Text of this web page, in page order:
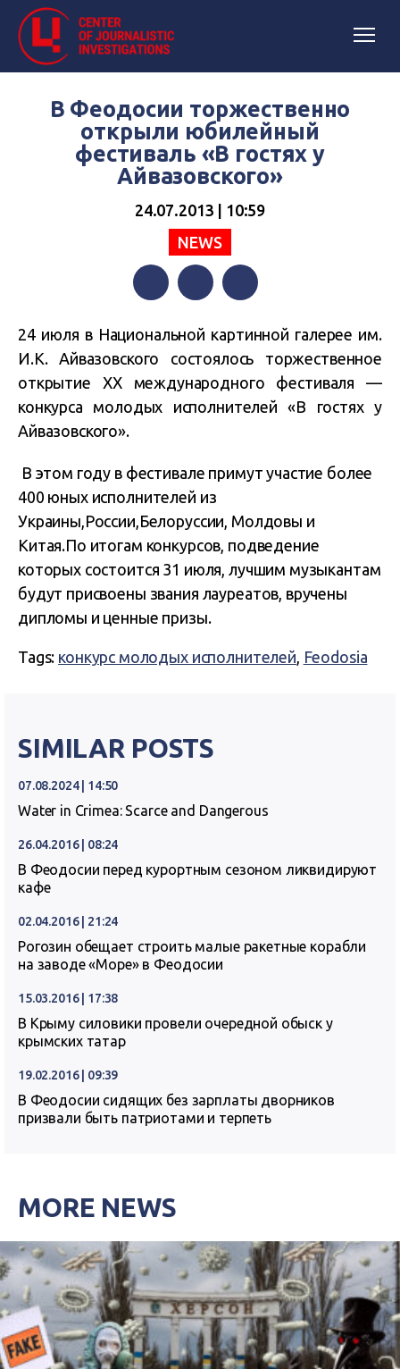
В Феодосии торжественно
открыли юбилейный
фестиваль «В гостях у
Айвазовского»
24.07.2013 | 10:59
NEWS
24 июля в Национальной картинной галерее им.
И.К. Айвазовского состоялось торжественное
открытие ХХ международного фестиваля —
конкурса молодых исполнителей «В гостях у
Айвазовского».
В этом году в фестивале примут участие более
400 юных исполнителей из
Украины,России,Белоруссии, Молдовы и
Китая.По итогам конкурсов, подведение
которых состоится 31 июля, лучшим музыкантам
будут присвоены звания лауреатов, вручены
дипломы и ценные призы.
Tags: конкурс молодых исполнителей, Feodosia
SIMILAR POSTS
07.08.2024 | 14:50
Water in Crimea: Scarce and Dangerous
26.04.2016 | 08:24
В Феодосии перед курортным сезоном ликвидируют
кафе
02.04.2016 | 21:24
Рогозин обещает строить малые ракетные корабли
на заводе «Море» в Феодосии
15.03.2016 | 17:38
В Крыму силовики провели очередной обыск у
крымских татар
19.02.2016 | 09:39
В Феодосии сидящих без зарплаты дворников
призвали быть патриотами и терпеть
MORE NEWS